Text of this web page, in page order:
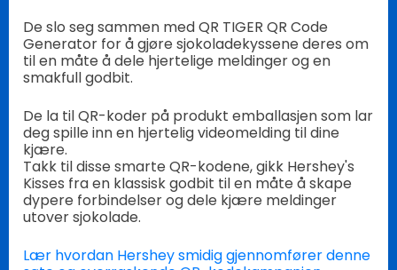
De slo seg sammen med QR TIGER QR Code
Generator for å gjøre sjokoladekyssene deres om
til en måte å dele hjertelige meldinger og en
smakfull godbit.
De la til QR-koder på produkt emballasjen som lar
deg spille inn en hjertelig videomelding til dine
kjære.
Takk til disse smarte QR-kodene, gikk Hershey's
Kisses fra en klassisk godbit til en måte å skape
dypere forbindelser og dele kjære meldinger
utover sjokolade.
Lær hvordan Hershey smidig gjennomfører denne